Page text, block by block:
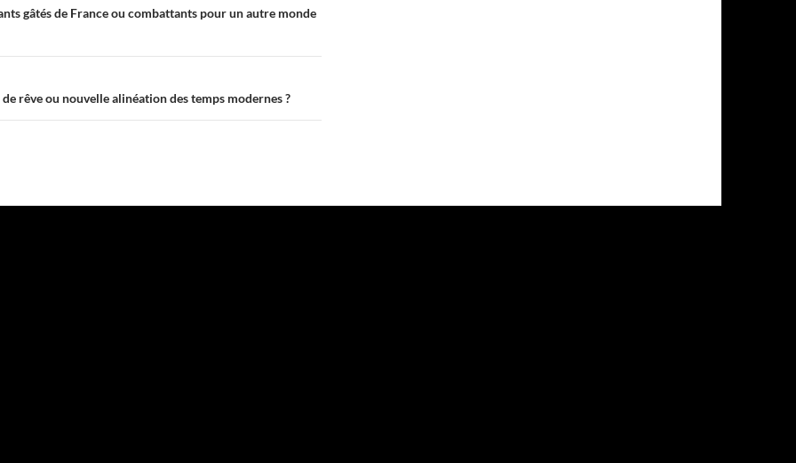
gâtés de France ou combattants pour un autre monde
rêve ou nouvelle alinéation des temps modernes ?